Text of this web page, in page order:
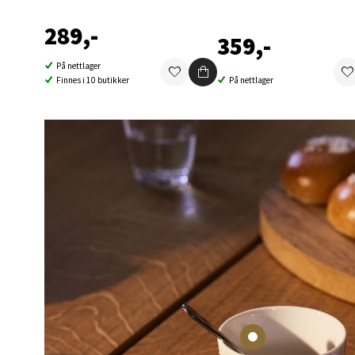
289,-
På nettlager
Finnes i 10 butikker
359,-
På nettlager
Folke
Åpent